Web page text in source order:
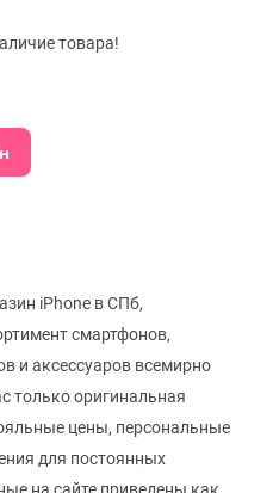
iPhone в СПб,
смартфонов,
и аксессуаров всемирно
только оригинальная
цены, персональные
для постоянных
товара!